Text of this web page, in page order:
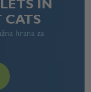
IN
CATS
hrana za